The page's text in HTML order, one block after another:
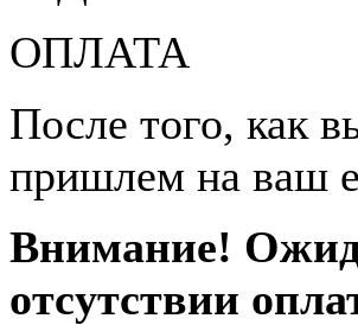
ОПЛАТА
После того, как
пришлем на ваш
Внимание!
отсутствии